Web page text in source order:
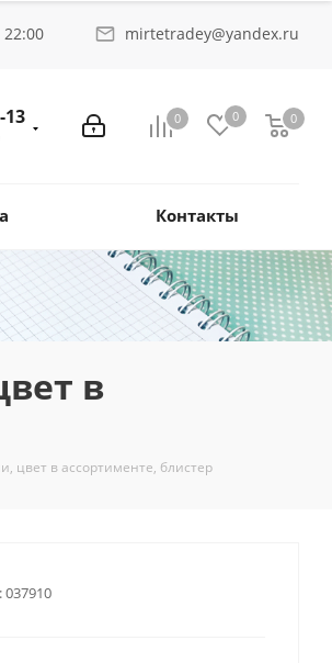
mirtetradey@yandex.ru
0 0 0
13
Контакты
в
цвет в ассортименте, блистер
037910